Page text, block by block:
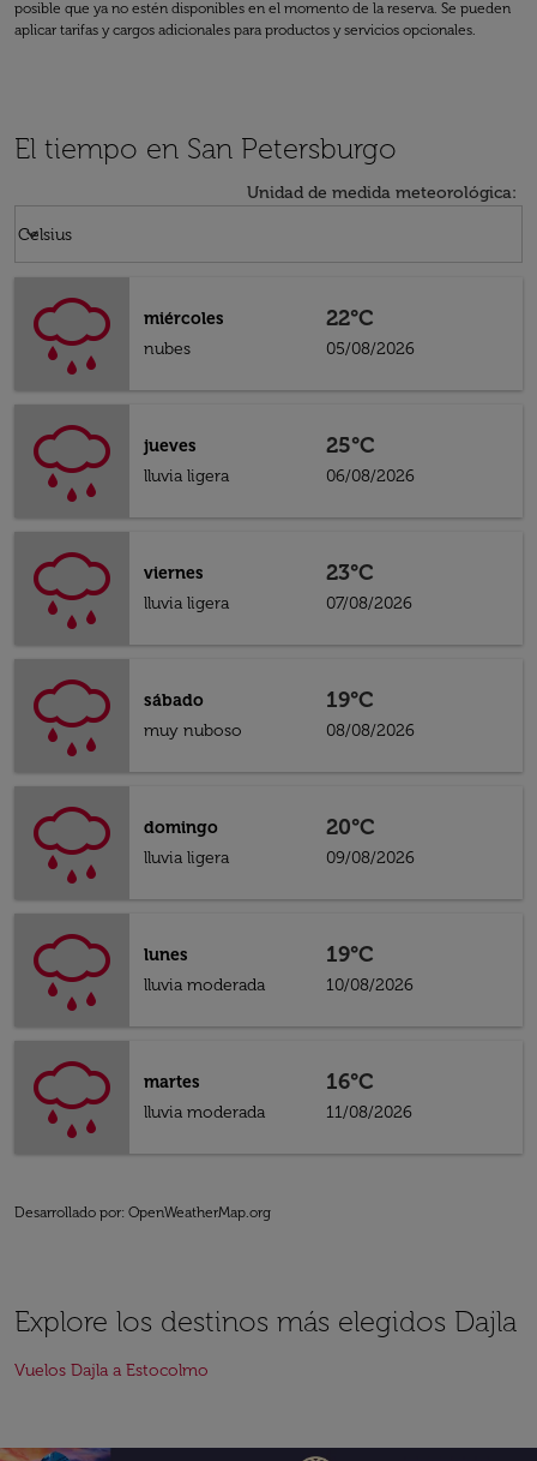
posible que ya no estén disponibles en el momento de la reserva. Se pueden
aplicar tarifas y cargos adicionales para productos y servicios opcionales.
El tiempo en San Petersburgo
Unidad de medida meteorológica:
Celsius
keyboard_arrow_down
miércoles
nubes
22°C
05/08/2026
jueves
lluvia ligera
25°C
06/08/2026
viernes
lluvia ligera
23°C
07/08/2026
sábado
muy nuboso
19°C
08/08/2026
domingo
lluvia ligera
20°C
09/08/2026
lunes
lluvia moderada
19°C
10/08/2026
martes
lluvia moderada
16°C
11/08/2026
Desarrollado por: OpenWeatherMap.org
Explore los destinos más elegidos Dajla
Vuelos Dajla a Estocolmo